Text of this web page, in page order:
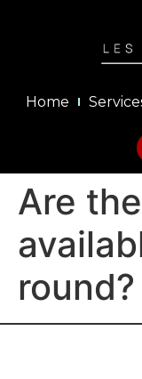
Home
Are